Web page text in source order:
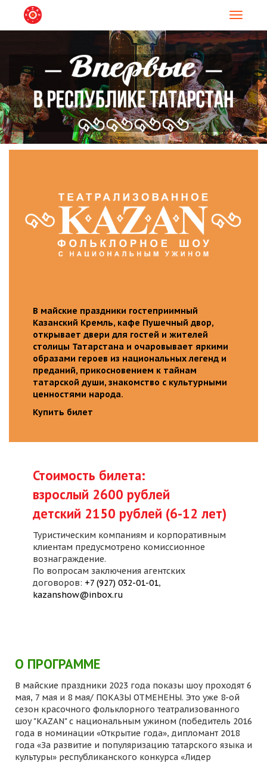
В майские праздники гостеприимный
Казанский Кремль, кафе Пушечный двор,
открывает двери для гостей и жителей
столицы Татарстана и очаровывает яркими
образами героев из национальных легенд и
преданий, прикосновением к тайнам
татарской души, знакомство с культурными
ценностями народа.
Купить билет
Стоимость билета:
взрослый 2600 рублей
детский 2150 рублей (6-12 лет)
Туристическим компаниям и корпоративным
клиентам предусмотрено комиссионное
вознаграждение.
По вопросам заключения агентских
договоров: +7 (927) 032-01-01,
kazanshow@inbox.ru
О ПРОГРАММЕ
В майские праздники 2023 года показы шоу проходят 6
мая, 7 мая и 8 мая/ ПОКАЗЫ ОТМЕНЕНЫ. Это уже 8-ой
сезон красочного фольклорного театрализованного
шоу "KAZAN" с национальным ужином (победитель 2016
года в номинации «Открытие года», дипломант 2018
года «За развитие и популяризацию татарского языка и
культуры» республиканского конкурса «Лидер